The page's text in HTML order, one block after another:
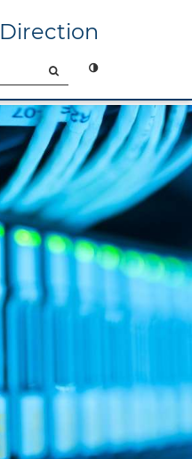
Direction